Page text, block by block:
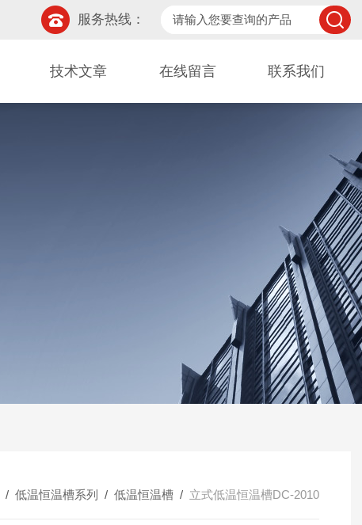
服务热线：
技术文章 在线留言 联系我们
/ 低温恒温槽系列 / 低温恒温槽 / 立式低温恒温槽DC-2010